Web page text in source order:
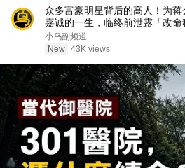
众多富豪明星背后的高人！为
嘉诚的一生，临终前泄露「改命
忙碌碌却赚不到钱？1小时中间
Xiaowu 小乌]
小乌副频道
New 43K views